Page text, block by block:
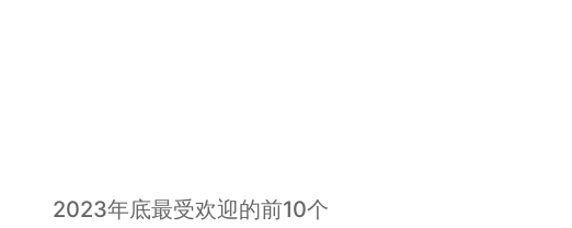
2023年底最受欢迎的前10个